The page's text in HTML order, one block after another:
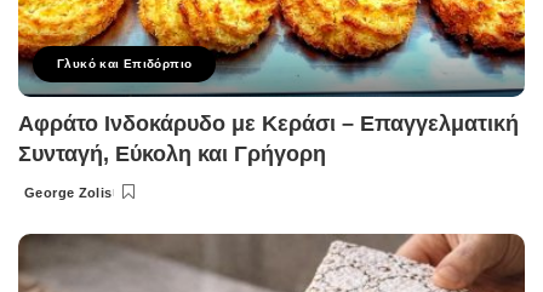
Γλυκό και Επιδόρπιο
Αφράτο Ινδοκάρυδο με Κεράσι – Επαγγελματική
Συνταγή, Εύκολη και Γρήγορη
Posted
George Zolis